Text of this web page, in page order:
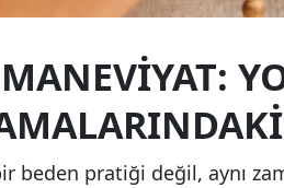
beden pratiği değil, aynı